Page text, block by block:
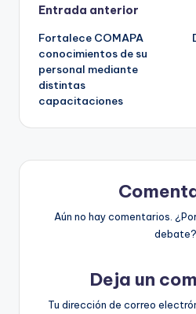
Navegación
de
entradas
Entrada anterior
Fortalece COMAPA
conocimientos de su
personal mediante
distintas
capacitaciones
Aún no hay comentarios.
debate?
Deja un
Tu dirección de correo